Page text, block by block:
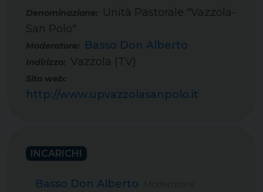
Unità Pastorale "Vazzola-
San Polo"
Moderatore: Basso Don Alberto
Sito web:
http://www.upvazzolasanpolo.it
Indirizzo: Vazzola (TV)
INCARICHI
Basso Don Alberto